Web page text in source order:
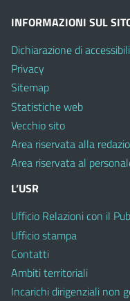
INFORMAZIONI SUL
Dichiarazione di
Privacy
Sitemap
Statistiche web
Vecchio sito
Area riservata alla
Area riservata al
L’USR
Ufficio Relazioni con il
Ufficio stampa
Contatti
Ambiti territoriali
Incarichi dirigenziali non